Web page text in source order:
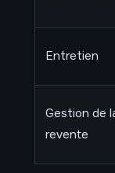
Entretien
Gestion de
revente